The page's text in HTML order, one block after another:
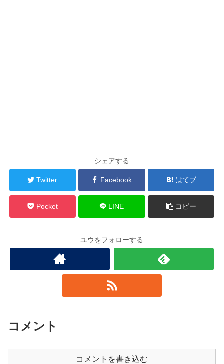
シェアする
Twitter Facebook はてブ
Pocket LINE コピー
ユウをフォローする
コメント
コメントを書き込む